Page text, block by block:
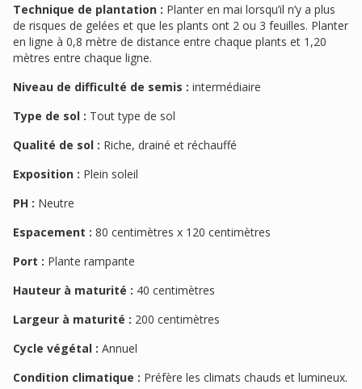
Technique de plantation : Planter en mai lorsqu’il n’y a plus
de risques de gelées et que les plants ont 2 ou 3 feuilles. Planter
en ligne à 0,8 mètre de distance entre chaque plants et 1,20
mètres entre chaque ligne.
Niveau de difficulté de semis : intermédiaire
Type de sol : Tout type de sol
Qualité de sol : Riche, drainé et réchauffé
Exposition : Plein soleil
PH : Neutre
Espacement : 80 centimètres x 120 centimètres
Port : Plante rampante
Hauteur à maturité : 40 centimètres
Largeur à maturité : 200 centimètres
Cycle végétal : Annuel
Condition climatique : Préfère les climats chauds et lumineux.